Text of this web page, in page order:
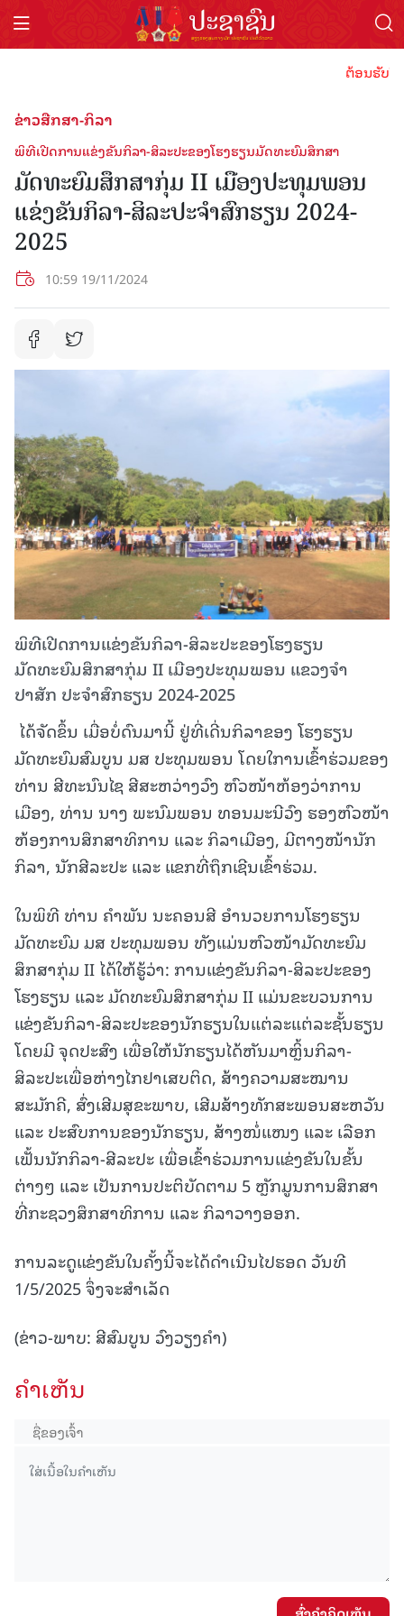
ຕ້ອນຮັບປີທ່
ຂ່າວສືກສາ-ກິລາ
ພິທີເປີດການແຂ່ງຂັນກິລາ-ສິລະປະຂອງໂຮງຮຽນມັດທະຍົມສຶກສາ
ມັດທະຍົມສຶກສາກຸ່ມ II ເມືອງປະທຸມພອນ
ແຂ່ງຂັນກິລາ-ສິລະປະຈໍາສົກຮຽນ 2024-
2025
10:59 19/11/2024
ພິທີເປີດການແຂ່ງຂັນກິລາ-ສິລະປະຂອງໂຮງຮຽນ
ມັດທະຍົມສຶກສາກຸ່ມ II ເມືອງປະທຸມພອນ ແຂວງຈໍາ
ປາສັກ ປະຈໍາສົກຮຽນ 2024-2025
ໄດ້ຈັດຂຶ້ນ ເມື່ອບໍ່ດົນມານີ້ ຢູ່ທີ່ເດີ່ນກິລາຂອງ ໂຮງຮຽນ
ມັດທະຍົມສົມບູນ ມສ ປະທຸມພອນ ໂດຍໃການເຂົ້າຮ່ວມຂອງ
ທ່ານ ສີທະນົນໄຊ ສີສະຫວ່າງວົງ ຫົວໜ້າຫ້ອງວ່າການ
ເມືອງ, ທ່ານ ນາງ ພະນົມພອນ ທອນມະນີວົງ ຮອງຫົວໜ້າ
ຫ້ອງການສຶກສາທິການ ແລະ ກິລາເມືອງ, ມີຕາງໜ້ານັກ
ກິລາ, ນັກສີລະປະ ແລະ ແຂກທີ່ຖຶກເຊີນເຂົ້າຮ່ວມ.
ໃນພິທີ ທ່ານ ຄຳພັນ ນະຄອນສີ ອໍານວຍການໂຮງຮຽນ
ມັດທະຍົມ ມສ ປະທຸມພອນ ທັງແມ່ນຫົວໜ້າມັດທະຍົມ
ສຶກສາກຸ່ມ II ໄດ້ໃຫ້ຮູ້ວ່າ: ການແຂ່ງຂັນກິລາ-ສິລະປະຂອງ
ໂຮງຮຽນ ແລະ ມັດທະຍົມສຶກສາກຸ່ມ II ແມ່ນຂະບວນການ
ແຂ່ງຂັນກິລາ-ສິລະປະຂອງນັກຮຽນໃນແຕ່ລະແຕ່ລະຊັ້ນຮຽນ
ໂດຍມີ ຈຸດປະສົງ ເພື່ອໃຫ້ນັກຮຽນໄດ້ຫັນມາຫຼິ້ນກິລາ-
ສິລະປະເພື່ອຫ່າງໄກຢາເສບຕິດ, ສ້າງຄວາມສະໝານ
ສະມັກຄີ, ສົ່ງເສີມສຸຂະພາບ, ເສີມສ້າງທັກສະພອນສະຫວັນ
ແລະ ປະສົບການຂອງນັກຮຽນ, ສ້າງໜໍ່ແໜງ ແລະ ເລືອກ
ເຟັ້ນນັກກິລາ-ສີລະປະ ເພື່ອເຂົ້າຮ່ວມການແຂ່ງຂັນໃນຂັ້ນ
ຕ່າງໆ ແລະ ເປັນການປະຕິບັດຕາມ 5 ຫຼັກມູນການສຶກສາ
ທີ່ກະຊວງສຶກສາທິການ ແລະ ກິລາວາງອອກ.
ການລະດູແຂ່ງຂັນໃນຄັ້ງນີ້ຈະໄດ້ດຳເນີນໄປຮອດ ວັນທີ
1/5/2025 ຈຶ່ງຈະສຳເລັດ
(ຂ່າວ-ພາບ: ສີສົມບູນ ວົງວຽງຄຳ)
ຄໍາເຫັນ